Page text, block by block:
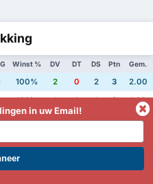
Winst % DV DT DS Ptn Gem.
100% 2 0 2 3
2.00
100% 1 0 1 3
1.00
100% 2 1 1 3
3.00
100%
PROFITEER NU!
in uw Email!